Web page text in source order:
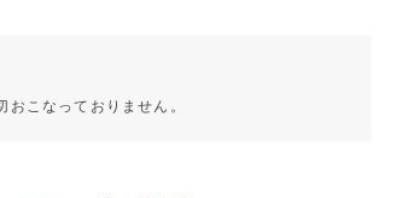
こなっておりません。